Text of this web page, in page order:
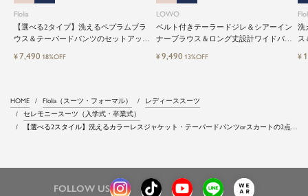
Flolia
【選べる2タイプ】洗えるペプラムブラ
ウス＆テーパードパンツのセットアップ
¥7,490 18%OFF
LOWO
ベルト付きテーラードジレ＆シアーイン
ナーブラウス＆ロング丈設計ワイドパン
¥9,490 13%OFF
洗
ス
¥
HOME Flolia（スーツ・フォーマル）
レディーススーツ
セレモニースーツ（入学式・卒業式）
【選べる2スタイル】洗えるカラーレスジャケット・テーパードパンツorスカートの2点セ
FOLLOW US